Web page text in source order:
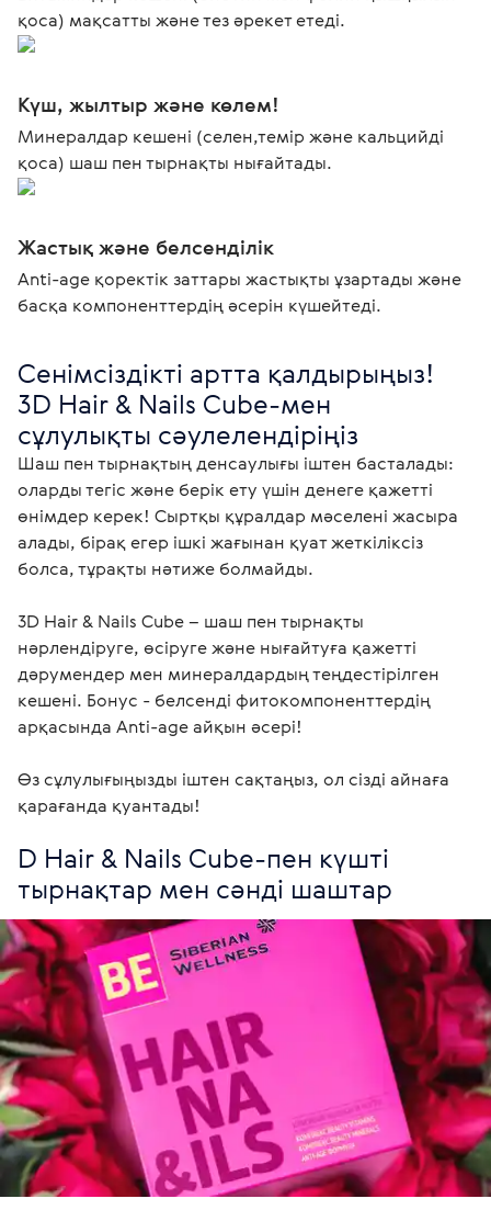
қоса) мақсатты және тез әрекет етеді.
Күш, жылтыр және көлем!
Минералдар кешені (селен,темір және кальцийді
қоса) шаш пен тырнақты нығайтады.
Жастық және белсенділік
Anti-age қоректік заттары жастықты ұзартады және
басқа компоненттердің әсерін күшейтеді.
Сенімсіздікті артта қалдырыңыз!
3D Hair & Nails Cube-мен
сұлулықты сәулелендіріңіз
Шаш пен тырнақтың денсаулығы іштен басталады:
оларды тегіс және берік ету үшін денеге қажетті
өнімдер керек! Сыртқы құралдар мәселені жасыра
алады, бірақ егер ішкі жағынан қуат жеткіліксіз
болса, тұрақты нәтиже болмайды.
3D Hair & Nails Cube – шаш пен тырнақты
нәрлендіруге, өсіруге және нығайтуға қажетті
дәрумендер мен минералдардың теңдестірілген
кешені. Бонус - белсенді фитокомпоненттердің
арқасында Anti-age айқын әсері!
Өз сұлулығыңызды іштен сақтаңыз, ол сізді айнаға
қарағанда қуантады!
D Hair & Nails Cube-пен күшті
тырнақтар мен сәнді шаштар